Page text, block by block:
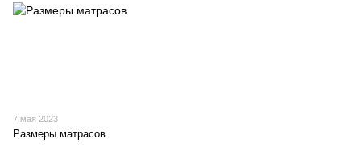
7 мая 2023
Размеры матрасов